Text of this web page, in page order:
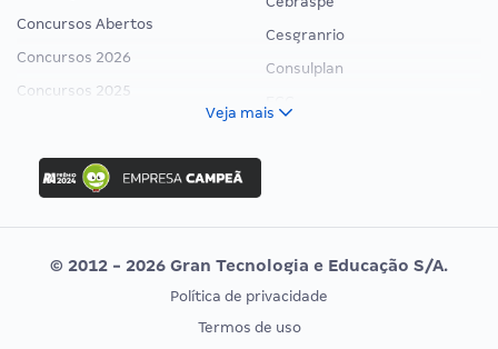
Concursos Abertos
Concursos 2026
Concursos 2025
Concurso Ibama
Concurso MPU
Editais publicados
Cesgranrio
Consulplan
Vunesp
CONCURSOS POR PROFISSÃO
EXAME DE ORDEM
Veja mais
© 2012 - 2026 Gran Tecnologia e Educação S/A.
Política de privacidade
Termos de uso